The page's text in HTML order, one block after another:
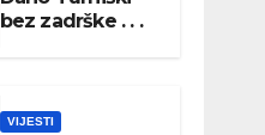
bez zadrške . . .
VIJESTI